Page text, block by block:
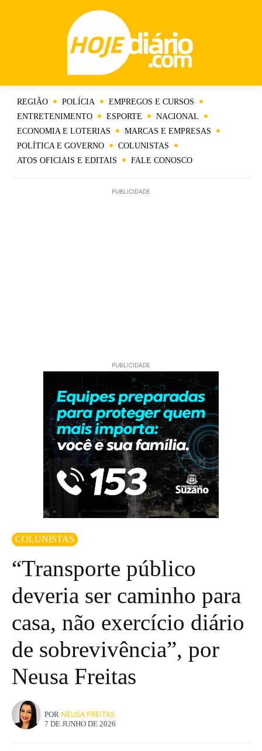
REGIÃO POLÍCIA
EMPREGOS E CURSOS
ENTRETENIMENTO
ESPORTE
NACIONAL
ECONOMIA E LOTERIAS
MARCAS E EMPRESAS
POLÍTICA E GOVERNO
COLUNISTAS
ATOS OFICIAIS E EDITAIS
FALE CONOSCO
PUBLICIDADE
PUBLICIDADE
COLUNISTAS
“Transporte público
deveria ser caminho para
casa, não exercício diário
de sobrevivência”, por
Neusa Freitas
POR NEUSA FREITAS
7 DE JUNHO DE 2026